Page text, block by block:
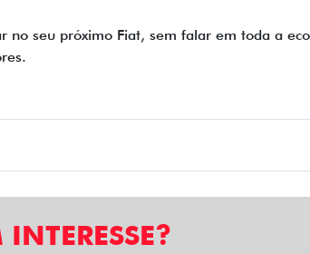
no seu próximo Fiat, sem falar em toda a